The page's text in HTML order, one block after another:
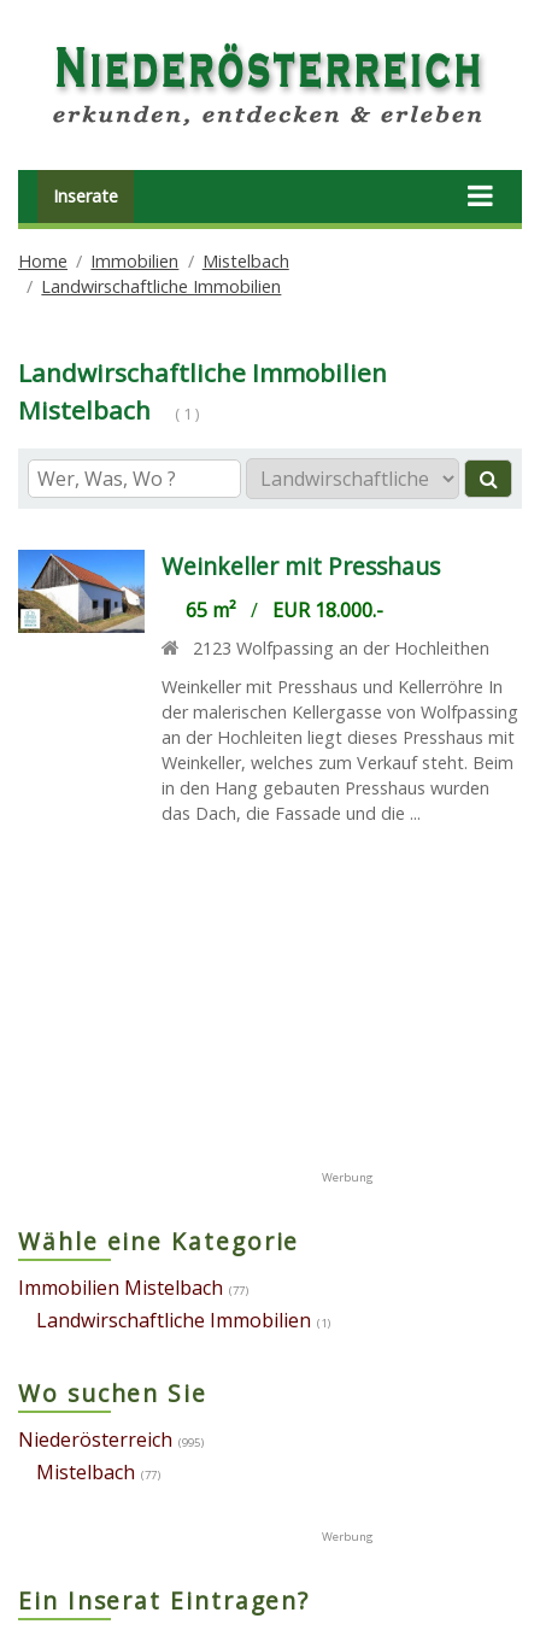
Inserate
Home Immobilien
Mistelbach
Landwirschaftliche Immobilien
Landwirschaftliche Immobilien
Mistelbach
( 1 )
Weinkeller mit Presshaus
65 m²/ EUR 18.000.-
2123 Wolfpassing an der Hochleithen
Weinkeller mit Presshaus und Kellerröhre In
der malerischen Kellergasse von Wolfpassing
an der Hochleiten liegt dieses Presshaus mit
Weinkeller, welches zum Verkauf steht. Beim
in den Hang gebauten Presshaus wurden
das Dach, die Fassade und die ...
Wähle eine Kategorie
Immobilien Mistelbach (77)
Landwirschaftliche Immobilien (1)
Wo suchen Sie
Niederösterreich (995)
Mistelbach (77)
Ein Inserat Eintragen?